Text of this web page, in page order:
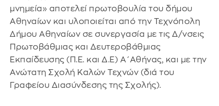
μνημεία» αποτελεί πρωτοβουλία του δήμου
Αθηναίων και υλοποιείται από την Τεχνόπολη
Δήμου Αθηναίων σε συνεργασία με τις Δ/νσεις
Πρωτοβάθμιας και Δευτεροβάθμιας
Εκπαίδευσης (Π.Ε. και Δ.Ε) Α΄Αθήνας, και με την
Ανώτατη Σχολή Καλών Τεχνών (διά του
Γραφείου Διασύνδεσης της Σχολής).